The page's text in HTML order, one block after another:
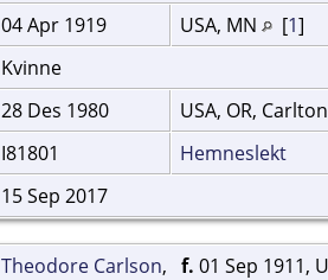
04 Apr 1919 USA, MN [1]
Kvinne
28 Des 1980 USA, OR, Carlton
I81801 Hemneslekt
15 Sep 2017
Theodore Carlson, f. 01 Sep 1911,